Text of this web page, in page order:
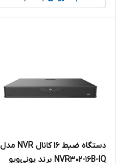
دستگاه ضبط 16 کانال NVR مدل
NVR302-16B-IQ برند یونی‌ویو